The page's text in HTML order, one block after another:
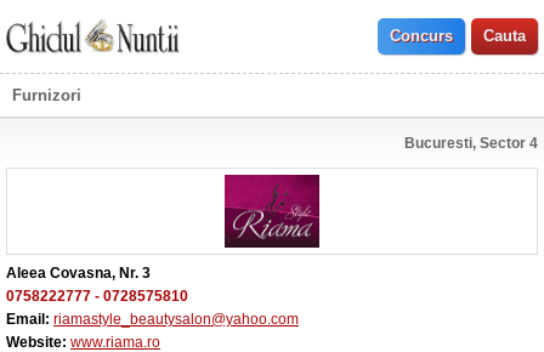
Furnizori
Bucuresti, Sector 4
Aleea Covasna, Nr. 3
0758222777 - 0728575810
Email: riamastyle_beautysalon@yahoo.com
Website: www.riama.ro